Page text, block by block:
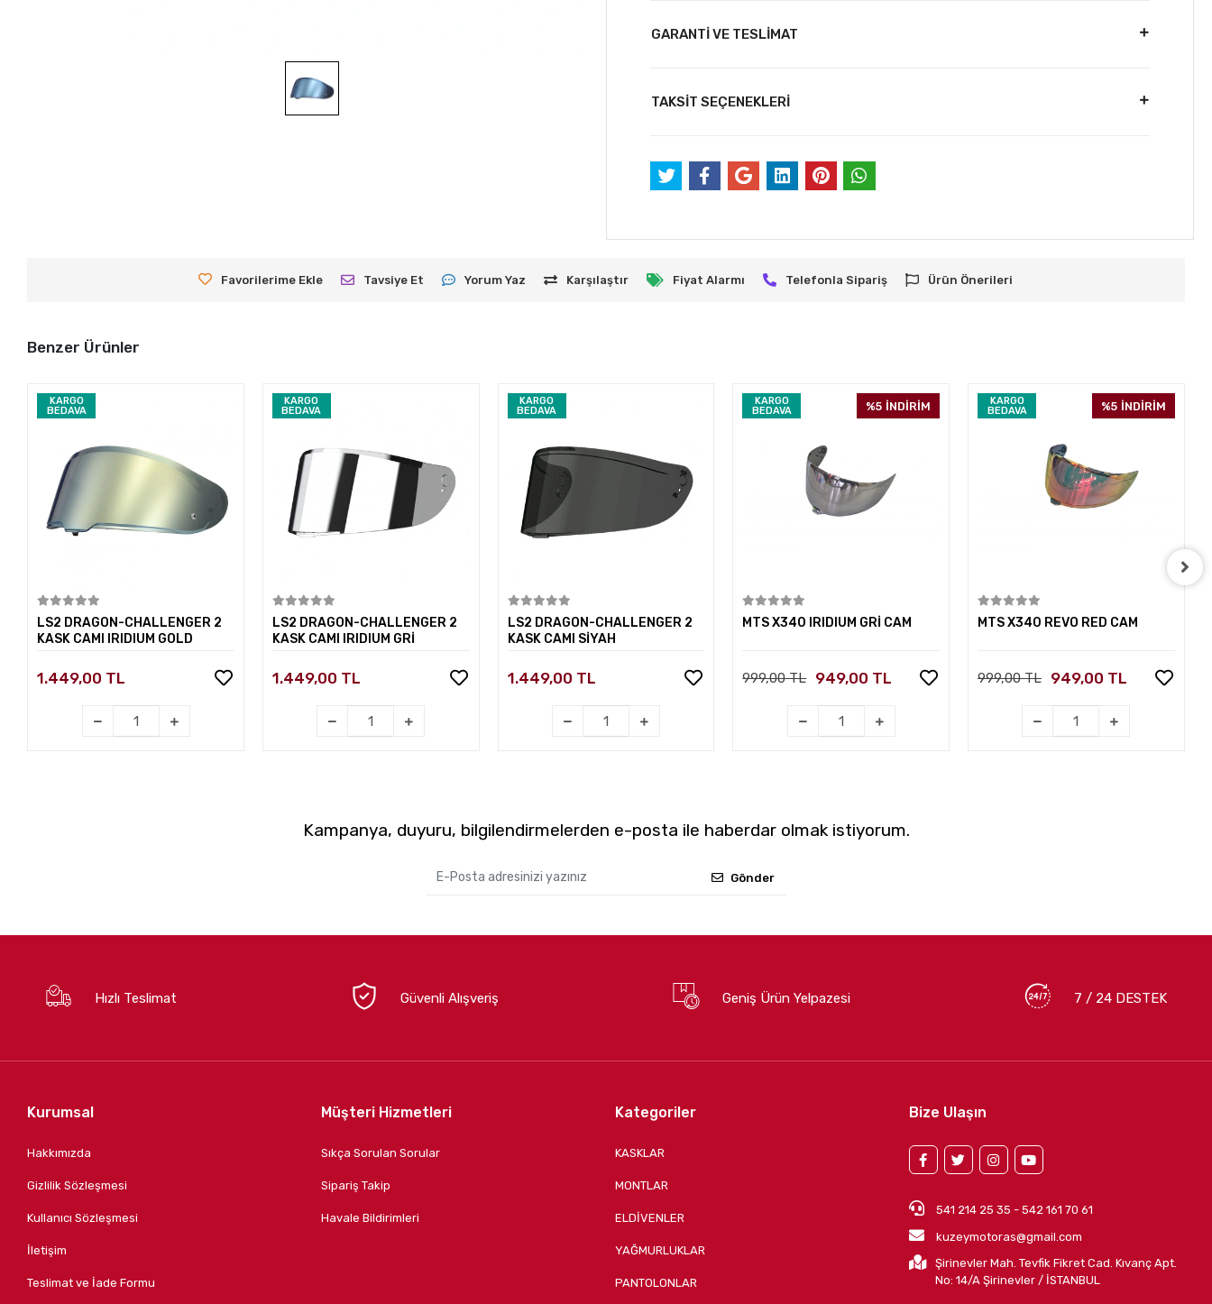
GARANTİ VE TESLİMAT
TAKSİT SEÇENEKLERİ
Favorilerime Ekle Tavsiye Et Yorum Yaz Karşılaştır Fiyat Alarmı Telefonla Sipariş Ürün Önerileri
Benzer Ürünler
KARGO
BEDAVA
LS2 DRAGON-CHALLENGER 2
KASK CAMI IRIDIUM GOLD
1.449,00 TL
KARGO
BEDAVA
LS2 DRAGON-CHALLENGER 2
KASK CAMI IRIDIUM GRİ
1.449,00 TL
KARGO
BEDAVA
LS2 DRAGON-CHALLENGER 2
KASK CAMI SİYAH
1.449,00 TL
KARGO
BEDAVA
%5 İNDİRİM
MTS X340 IRIDIUM GRİ CAM
999,00 TL 949,00 TL
KARGO
BEDAVA
%5 İNDİRİM
MTS X340 REVO RED CAM
999,00 TL 949,00 TL
Kampanya, duyuru, bilgilendirmelerden e-posta ile haberdar olmak istiyorum.
Gönder
Hızlı Teslimat Güvenli Alışveriş Geniş Ürün Yelpazesi 7 / 24 DESTEK
Kurumsal
Hakkımızda
Gizlilik Sözleşmesi
Kullanıcı Sözleşmesi
İletişim
Teslimat ve İade Formu
Müşteri Hizmetleri
Sıkça Sorulan Sorular
Sipariş Takip
Havale Bildirimleri
Kategoriler
KASKLAR
MONTLAR
ELDİVENLER
YAĞMURLUKLAR
PANTOLONLAR
Bize Ulaşın
541 214 25 35 - 542 161 70 61
kuzeymotoras@gmail.com
Şirinevler Mah. Tevfik Fikret Cad. Kıvanç Apt.
No: 14/A Şirinevler / İSTANBUL